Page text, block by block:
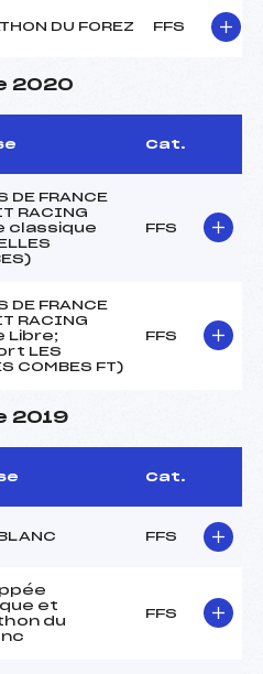
DU FOREZ FFS
2020
Cat.
DE FRANCE
RACING
classique
FFS
DE FRANCE
RACING
Libre;
LES
COMBES FT)
FFS
2019
Cat.
FFS
et
du
FFS